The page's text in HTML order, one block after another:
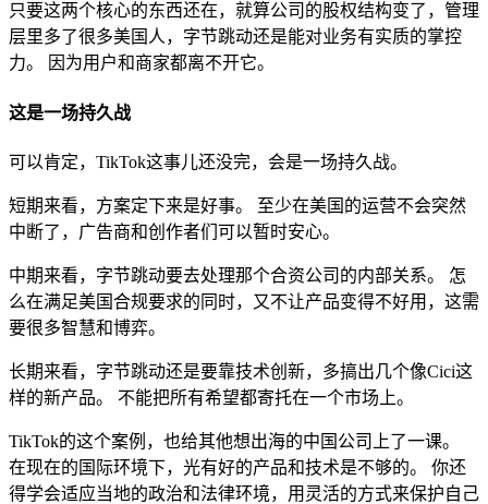
只要这两个核心的东西还在，就算公司的股权结构变了，管理
层里多了很多美国人，字节跳动还是能对业务有实质的掌控
力。 因为用户和商家都离不开它。
这是一场持久战
可以肯定，TikTok这事儿还没完，会是一场持久战。
短期来看，方案定下来是好事。 至少在美国的运营不会突然
中断了，广告商和创作者们可以暂时安心。
中期来看，字节跳动要去处理那个合资公司的内部关系。 怎
么在满足美国合规要求的同时，又不让产品变得不好用，这需
要很多智慧和博弈。
长期来看，字节跳动还是要靠技术创新，多搞出几个像Cici这
样的新产品。 不能把所有希望都寄托在一个市场上。
TikTok的这个案例，也给其他想出海的中国公司上了一课。
在现在的国际环境下，光有好的产品和技术是不够的。 你还
得学会适应当地的政治和法律环境，用灵活的方式来保护自己